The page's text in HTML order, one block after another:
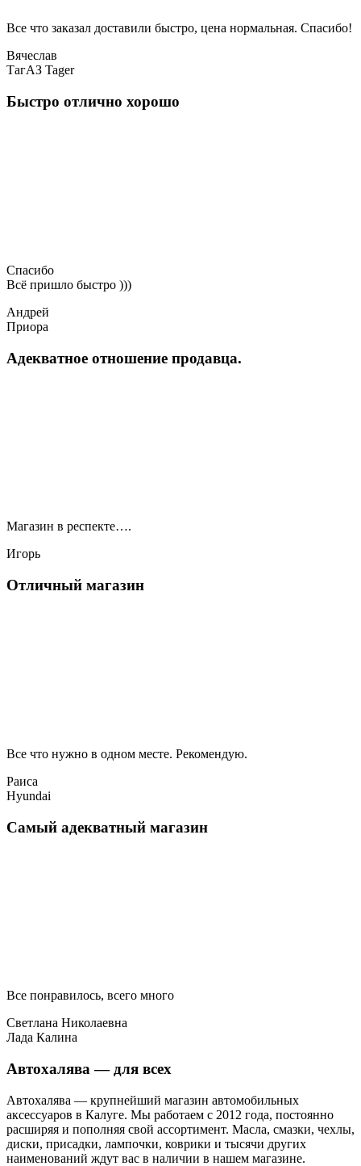
Все что заказал доставили быстро, цена нормальная. Спасибо!
Вячеслав
ТагАЗ Tager
Быстро отлично хорошо
Спасибо
Всё пришло быстро )))
Андрей
Приора
Адекватное отношение продавца.
Магазин в респекте….
Игорь
Отличный магазин
Все что нужно в одном месте. Рекомендую.
Раиса
Hyundai
Самый адекватный магазин
Все понравилось, всего много
Светлана Николаевна
Лада Калина
Автохалява — для всех
Автохалява — крупнейший магазин автомобильных
аксессуаров в Калуге. Мы работаем с 2012 года, постоянно
расширяя и пополняя свой ассортимент. Масла, смазки, чехлы,
диски, присадки, лампочки, коврики и тысячи других
наименований ждут вас в наличии в нашем магазине.